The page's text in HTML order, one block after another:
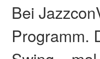
Bei
Programm.